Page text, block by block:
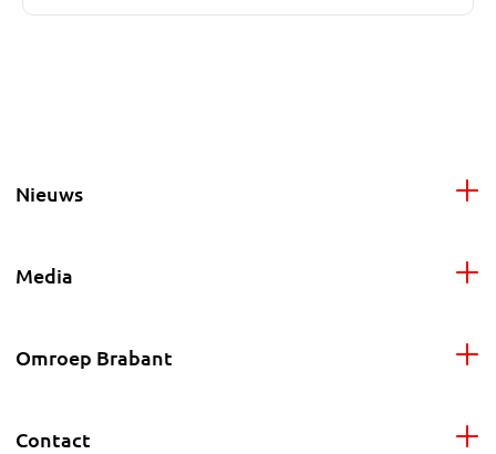
Nieuws
Media
Omroep Brabant
Contact